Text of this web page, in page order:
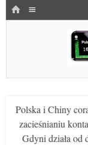
HOME
Pulsarowy.pl
Polska i Chiny
zacieśnianiu
Gdyni działa od